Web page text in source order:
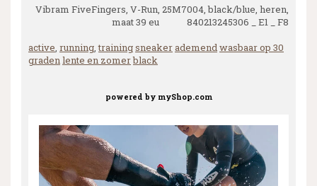
Vibram FiveFingers, V-Run, 25M7004, black/blue, heren,
maat 39 eu 840213245306 _ E1 _ F8
active, running,trainingsneakerademendwasbaar op 30
gradenlente en zomerblack
powered by myShop.com